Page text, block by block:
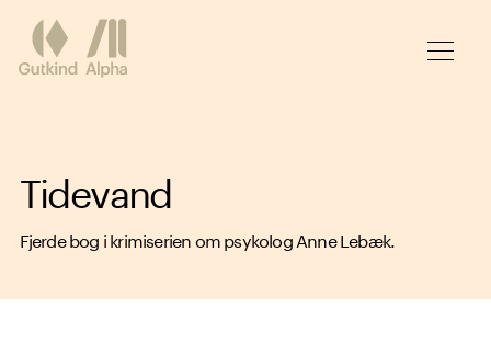
Spring til hovedindhold
Tidevand
Fjerde bog i krimiserien om psykolog Anne Lebæk.